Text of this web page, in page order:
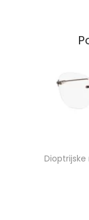
Dioptrijske